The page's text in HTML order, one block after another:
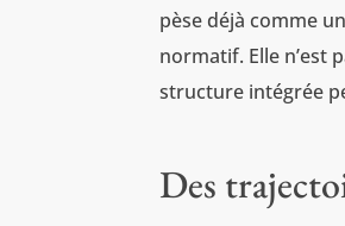
pèse déjà comme
normatif. Elle n’est
structure intégrée
Des